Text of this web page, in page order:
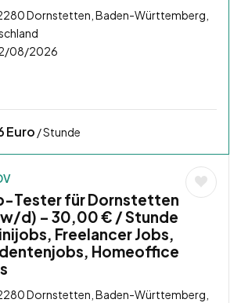
Dornstetten, Baden-Württemberg,
08/2026
Euro / Stunde
Tester für Dornstetten
d) – 30,00 € / Stunde
Freelancer Jobs,
Homeoffice
Dornstetten, Baden-Württemberg,